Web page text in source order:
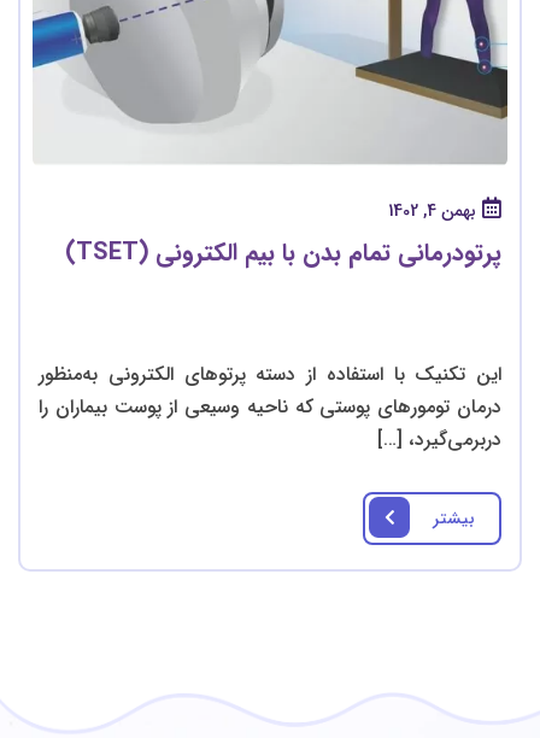
بهمن 4, 1402
پرتودرمانی تمام بدن با بیم الکترونی (TSET)
این تکنیک با استفاده از دسته پرتوهای الکترونی به‌منظور
درمان تومورهای پوستی که ناحیه وسیعی از پوست بیماران را
دربرمی‌گیرد، […]
بیشتر